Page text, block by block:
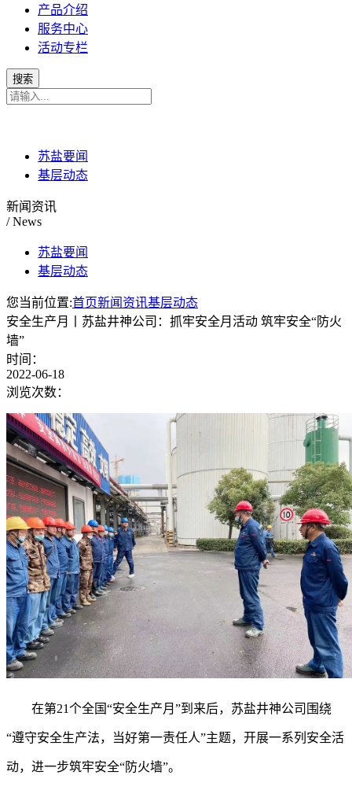
产品介绍
服务中心
活动专栏
苏盐要闻
基层动态
新闻资讯
/ News
苏盐要闻
基层动态
您当前位置:首页新闻资讯基层动态
安全生产月丨苏盐井神公司：抓牢安全月活动 筑牢安全“防火
墙”
时间：
2022-06-18
浏览次数：
在第21个全国“安全生产月”到来后，苏盐井神公司围绕
“遵守安全生产法，当好第一责任人”主题，开展一系列安全活
动，进一步筑牢安全“防火墙”。